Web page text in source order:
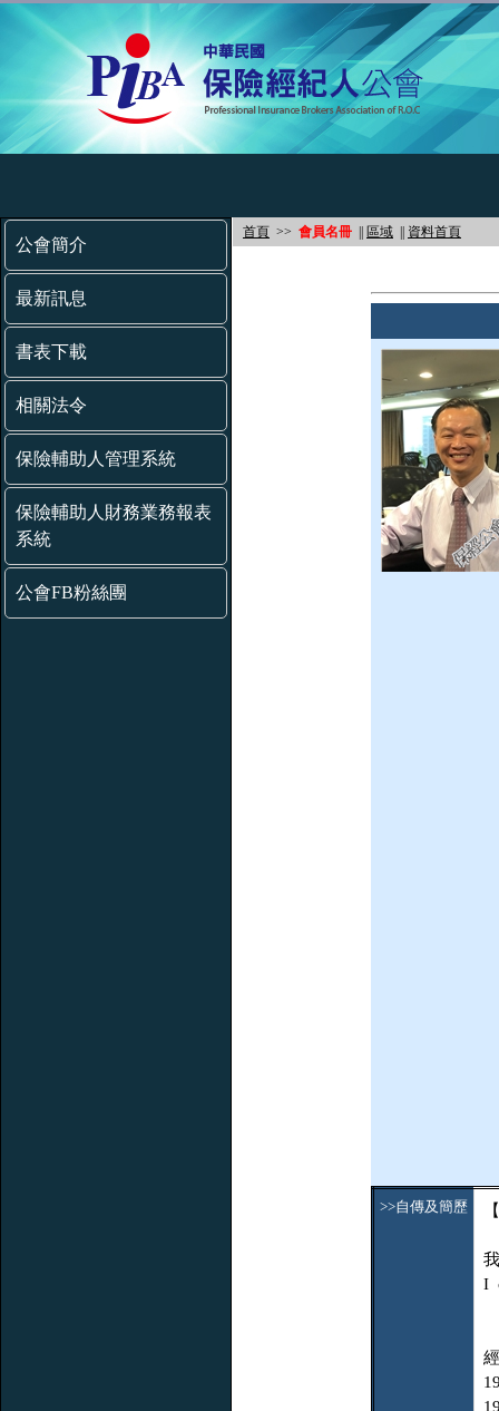
公會簡介
最新訊息
書表下載
相關法令
保險輔助人管理系統
保險輔助人財務業務報表
系統
公會FB粉絲團
首頁 >> 會員名冊 區域 資料首頁
>>自傳及簡歷
I